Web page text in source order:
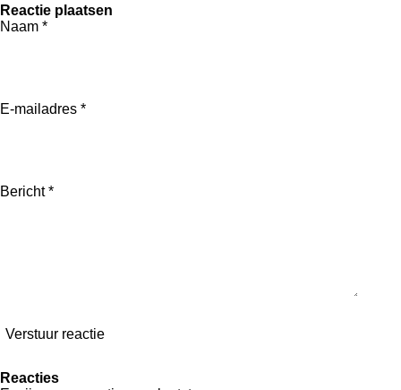
e
l
e
e
e
h
e
Reactie plaatsen
Naam *
E-mailadres *
Bericht *
Verstuur reactie
Reacties